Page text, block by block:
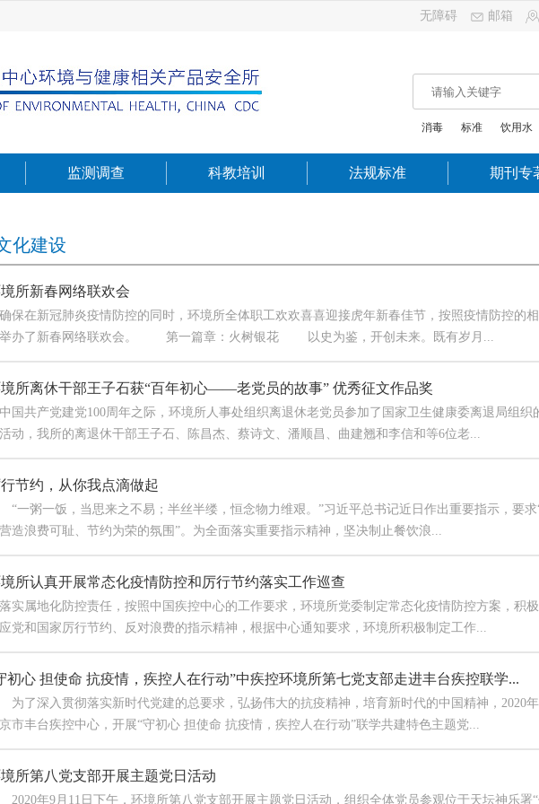
无障碍 邮箱
消毒 标准 饮用水
监测调查 科教培训 法规标准 期刊专
化建设
所新春网络联欢会
保在新冠肺炎疫情防控的同时，环境所全体职工欢欢喜喜迎接虎年新春佳节，按照疫情防控的
举办了新春网络联欢会。 第一篇章：火树银花 以史为鉴，开创未来。既有岁月...
所离休干部王子石获“百年初心——老党员的故事” 优秀征文作品奖
国共产党建党100周年之际，环境所人事处组织离退休老党员参加了国家卫生健康委离退局组
动，我所的离退休干部王子石、陈昌杰、蔡诗文、潘顺昌、曲建翘和李信和等6位老...
节约，从你我点滴做起
粥一饭，当思来之不易；半丝半缕，恒念物力维艰。”习近平总书记近日作出重要指示，要求
造浪费可耻、节约为荣的氛围”。为全面落实重要指示精神，坚决制止餐饮浪...
所认真开展常态化疫情防控和厉行节约落实工作巡查
实属地化防控责任，按照中国疾控中心的工作要求，环境所党委制定常态化疫情防控方案，积
党和国家厉行节约、反对浪费的指示精神，根据中心通知要求，环境所积极制定工作...
初心 担使命 抗疫情，疾控人在行动”中疾控环境所第七党支部走进丰台疾控联学...
了深入贯彻落实新时代党建的总要求，弘扬伟大的抗疫精神，培育新时代的中国精神，2020
市丰台疾控中心，开展“守初心 担使命 抗疫情，疾控人在行动”联学共建特色主题党...
所第八党支部开展主题党日活动
年9月11日下午，环境所第八党支部开展主题党日活动，组织全体党员参观位于天坛神乐